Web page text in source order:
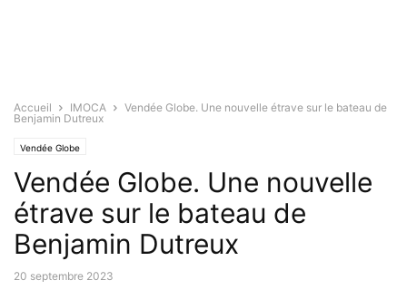
Accueil IMOCA
Vendée Globe. Une nouvelle étrave sur le bateau de
Benjamin Dutreux
Vendée Globe
Vendée Globe. Une nouvelle
étrave sur le bateau de
Benjamin Dutreux
20 septembre 2023